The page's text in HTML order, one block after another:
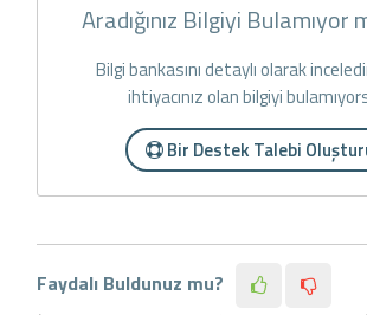
Aradığınız Bilgiyi Bulamıyor
Bilgi bankasını detaylı olarak
ihtiyacınız olan bilgiyi
Bir Destek Talebi
Faydalı Buldunuz mu?